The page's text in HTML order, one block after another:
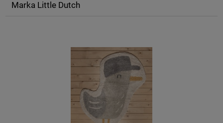
Marka Little Dutch